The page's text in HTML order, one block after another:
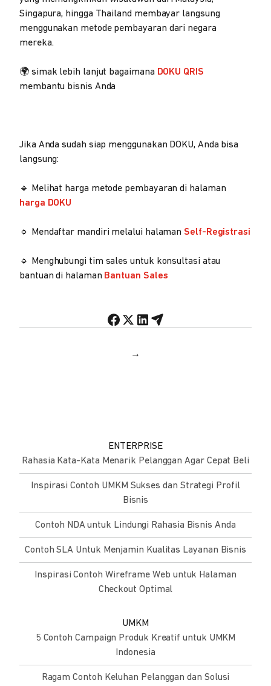
Singapura, hingga Thailand membayar langsung
menggunakan metode pembayaran dari negara
mereka.
🌍 simak lebih lanjut bagaimana DOKU QRIS
membantu bisnis Anda
Jika Anda sudah siap menggunakan DOKU, Anda bisa
langsung:
🔹 Melihat harga metode pembayaran di halaman
harga DOKU
🔹 Mendaftar mandiri melalui halaman Self-Registrasi
🔹 Menghubungi tim sales untuk konsultasi atau
bantuan di halaman Bantuan Sales
→
ENTERPRISE
Rahasia Kata-Kata Menarik Pelanggan Agar Cepat Beli
Inspirasi Contoh UMKM Sukses dan Strategi Profil
Bisnis
Contoh NDA untuk Lindungi Rahasia Bisnis Anda
Contoh SLA Untuk Menjamin Kualitas Layanan Bisnis
Inspirasi Contoh Wireframe Web untuk Halaman
Checkout Optimal
UMKM
5 Contoh Campaign Produk Kreatif untuk UMKM
Indonesia
Ragam Contoh Keluhan Pelanggan dan Solusi